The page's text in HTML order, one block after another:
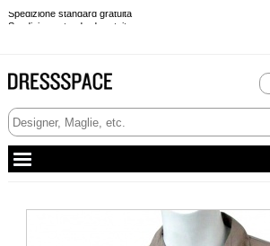
Spedizione standard gratuita